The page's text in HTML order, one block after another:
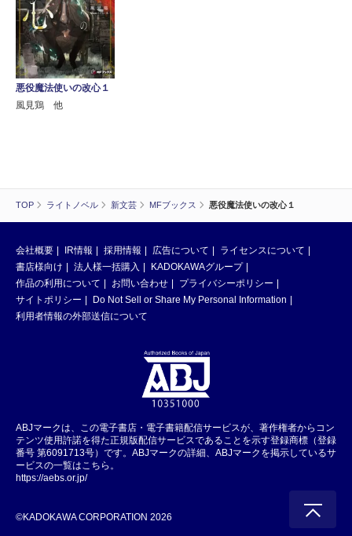
TOP ライトノベル 新文芸 MFブックス 悪役魔法使いの改心１
悪役魔法使いの改心１
風見鶏 他
会社概要 IR情報 採用情報 広告について
ライセンスについて
書店様向け
法人様一括購入
KADOKAWAグループ
作品の利用について
お問い合わせ
プライバシーポリシー
サイトポリシー
Do Not Sell or Share My Personal Information
利用者情報の外部送信について
ABJマークは、この電子書店・電子書籍配信サービスが、著作権者からコン
テンツ使用許諾を得た正規版配信サービスであることを示す登録商標（登録
番号 第6091713号）です。ABJマークの詳細、ABJマークを掲示しているサ
ービスの一覧はこちら。
https://aebs.or.jp/
©KADOKAWA CORPORATION 2026